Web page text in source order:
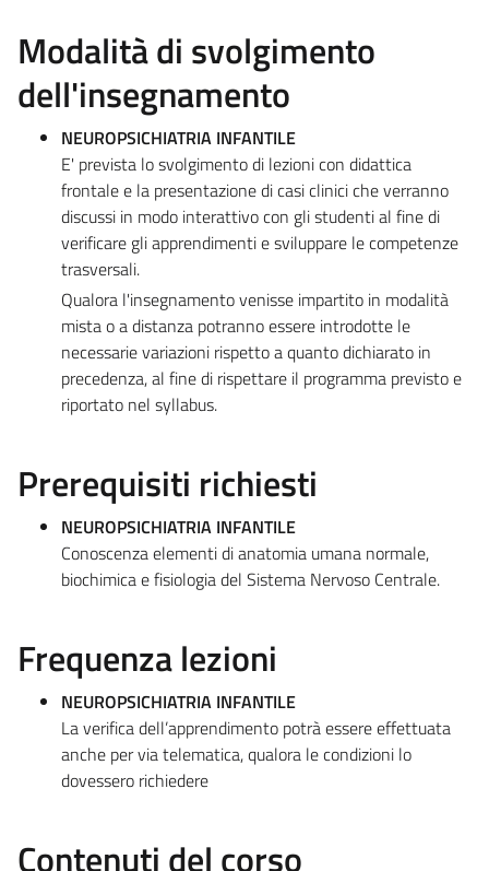
Modalità di svolgimento
dell'insegnamento
NEUROPSICHIATRIA INFANTILE
E' prevista lo svolgimento di lezioni con didattica
frontale e la presentazione di casi clinici che verranno
discussi in modo interattivo con gli studenti al fine di
verificare gli apprendimenti e sviluppare le competenze
trasversali.
Qualora l'insegnamento venisse impartito in modalità
mista o a distanza potranno essere introdotte le
necessarie variazioni rispetto a quanto dichiarato in
precedenza, al fine di rispettare il programma previsto e
riportato nel syllabus.
Prerequisiti richiesti
NEUROPSICHIATRIA INFANTILE
Conoscenza elementi di anatomia umana normale,
biochimica e fisiologia del Sistema Nervoso Centrale.
Frequenza lezioni
NEUROPSICHIATRIA INFANTILE
La verifica dell’apprendimento potrà essere effettuata
anche per via telematica, qualora le condizioni lo
dovessero richiedere
Contenuti del corso